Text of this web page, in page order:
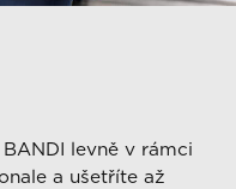
levně v rámci
a ušetříte až